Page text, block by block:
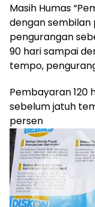
Masih Humas
dengan sembilan
pengurangan
90 hari sampai
tempo,
Pembayaran 120
sebelum jatuh
persen